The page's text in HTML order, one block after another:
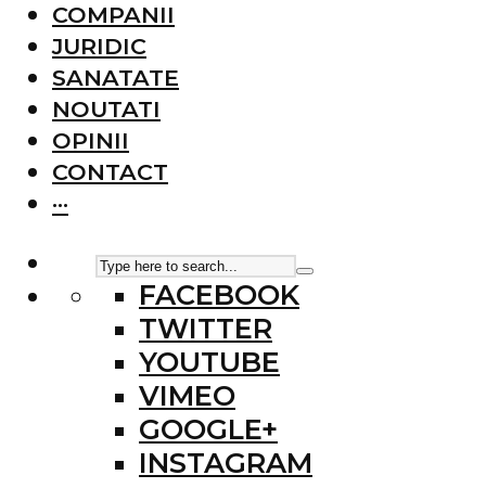
COMPANII
JURIDIC
SANATATE
NOUTATI
OPINII
CONTACT
···
FACEBOOK
TWITTER
YOUTUBE
VIMEO
GOOGLE+
INSTAGRAM